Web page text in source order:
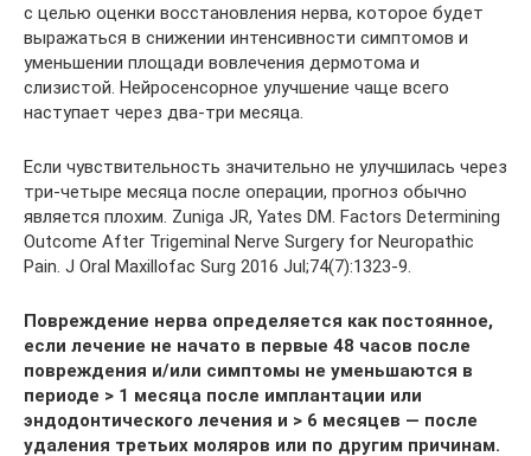
с целью оценки восстановления нерва, которое будет
выражаться в снижении интенсивности симптомов и
уменьшении площади вовлечения дермотома и
слизистой. Нейросенсорное улучшение чаще всего
наступает через два-три месяца.
Если чувствительность значительно не улучшилась через
три-четыре месяца после операции, прогноз обычно
является плохим. Zuniga JR, Yates DM. Factors Determining
Outcome After Trigeminal Nerve Surgery for Neuropathic
Pain. J Oral Maxillofac Surg 2016 Jul;74(7):1323-9.
Повреждение нерва определяется как постоянное,
если лечение не начато в первые 48 часов после
повреждения и/или симптомы не уменьшаются в
периоде > 1 месяца после имплантации или
эндодонтического лечения и > 6 месяцев — после
удаления третьих моляров или по другим причинам.